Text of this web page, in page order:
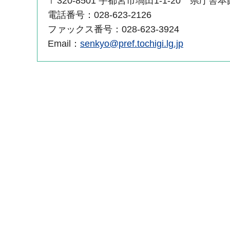
電話番号：028-623-2126
ファックス番号：028-623-3924
Email： senkyo@pref.tochigi.lg.jp